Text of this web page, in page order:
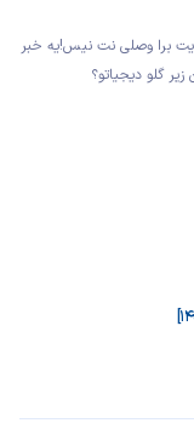
برا وصلی نت نیس!یه خبر
گلو دیجیاتو؟